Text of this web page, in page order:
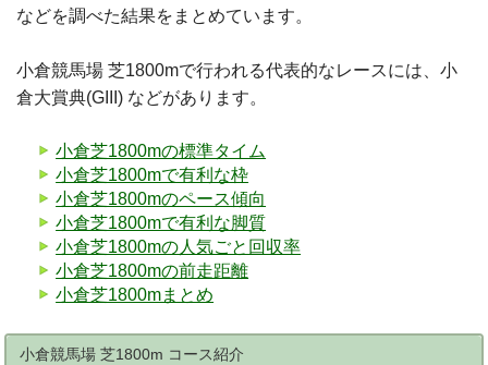
などを調べた結果をまとめています。
小倉競馬場 芝1800mで行われる代表的なレースには、小
倉大賞典(GIII) などがあります。
小倉芝1800mの標準タイム
小倉芝1800mで有利な枠
小倉芝1800mのペース傾向
小倉芝1800mで有利な脚質
小倉芝1800mの人気ごと回収率
小倉芝1800mの前走距離
小倉芝1800mまとめ
小倉競馬場 芝1800m コース紹介